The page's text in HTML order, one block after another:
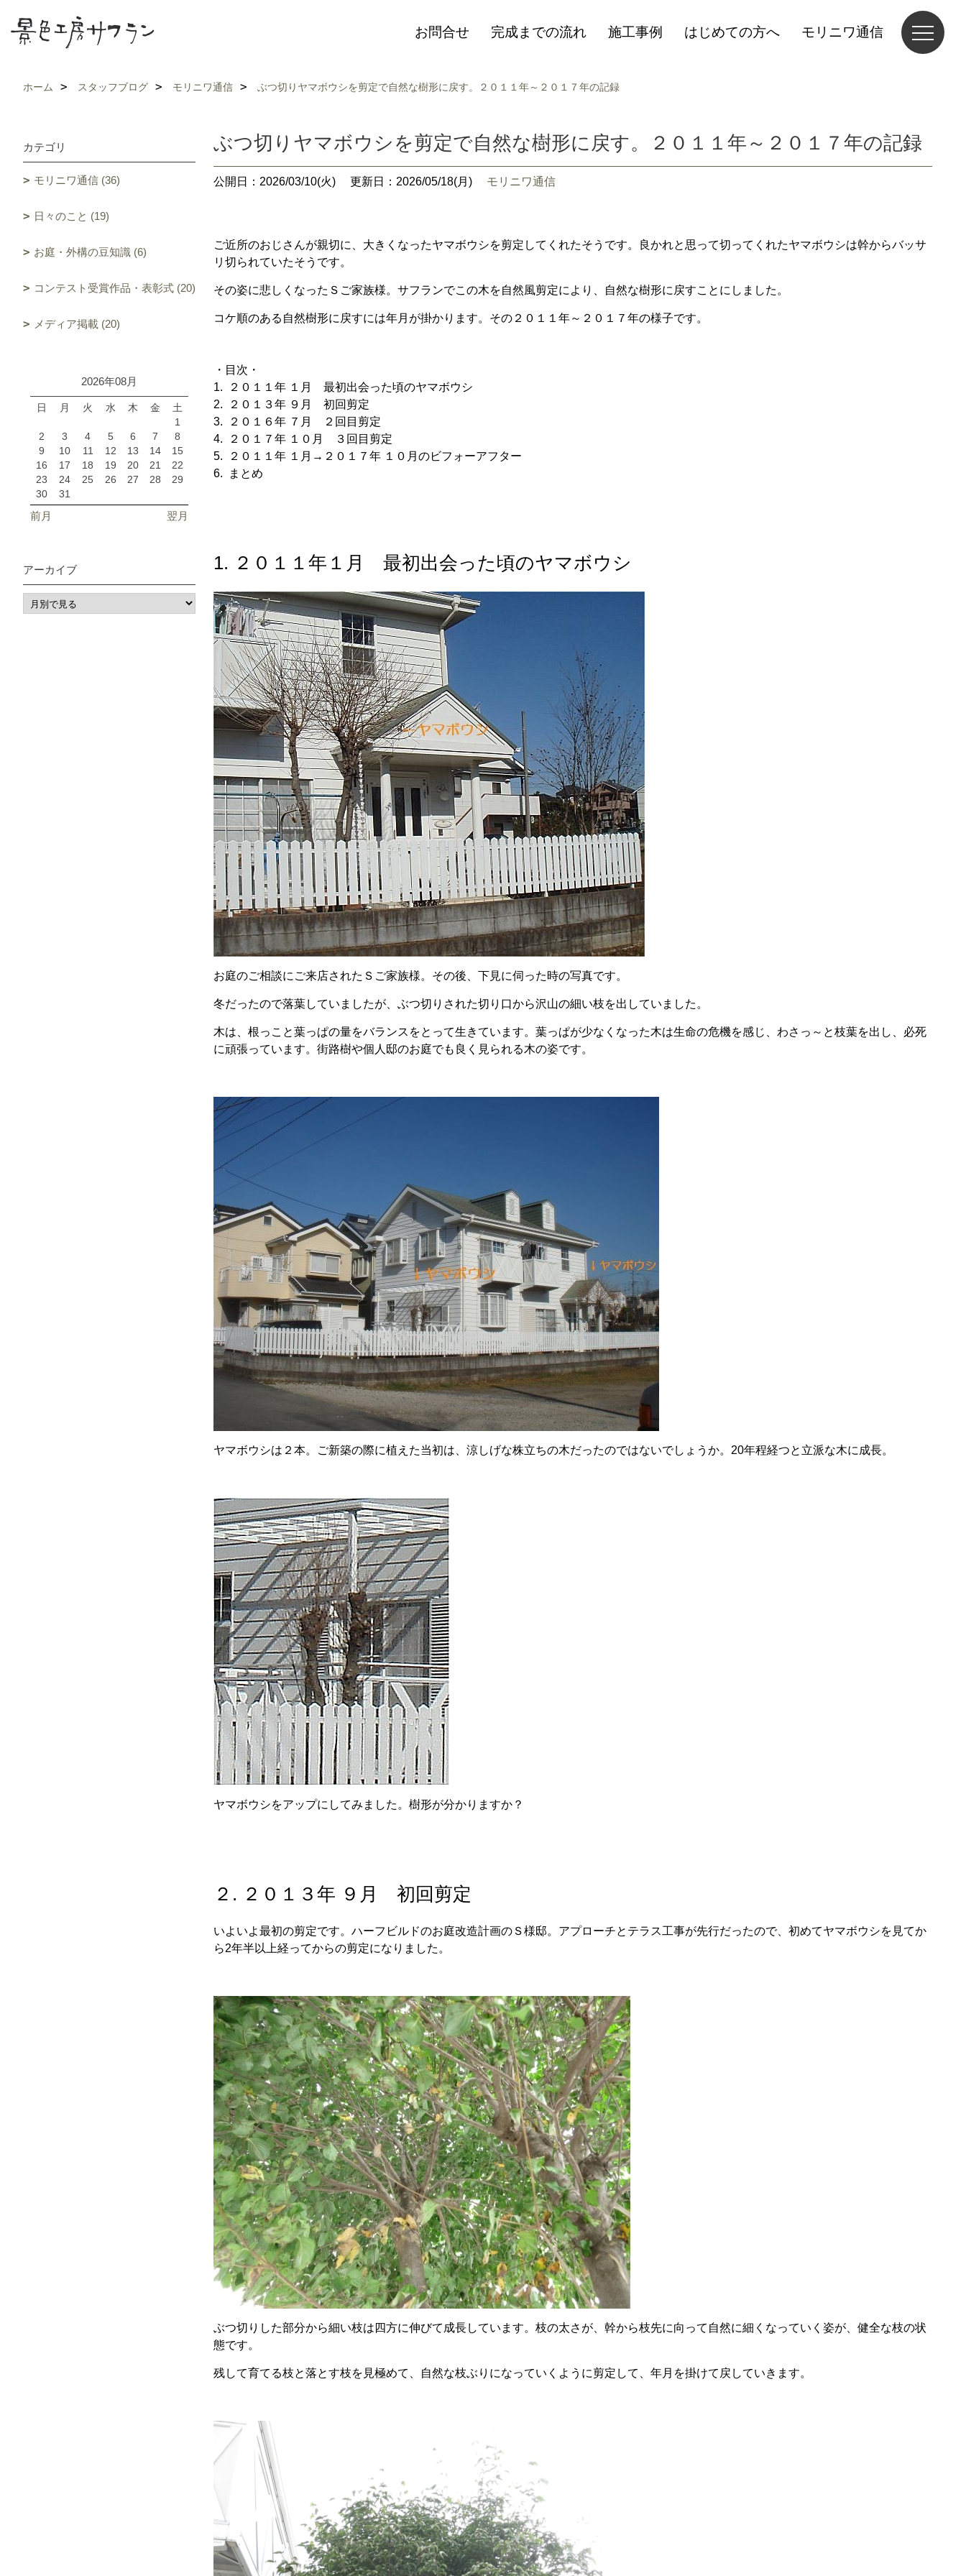
お問合せ 完成までの流れ 施工事例 はじめての方へ モリニワ通信
ホーム スタッフブログ モリニワ通信 ぶつ切りヤマボウシを剪定で自然な樹形に戻す。２０１１年～２０１７年の記録
ぶつ切りヤマボウシを剪定で自然な樹形に戻す。２０１１年～２０１７年の記録
公開日：2026/03/10(火) 更新日：2026/05/18(月) モリニワ通信
ご近所のおじさんが親切に、大きくなったヤマボウシを剪定してくれたそうです。良かれと思って切ってくれたヤマボウシは幹からバッサ
リ切られていたそうです。
その姿に悲しくなったＳご家族様。サフランでこの木を自然風剪定により、自然な樹形に戻すことにしました。
コケ順のある自然樹形に戻すには年月が掛かります。その２０１１年～２０１７年の様子です。
・目次・
1. ２０１１年 １月 最初出会った頃のヤマボウシ
2. ２０１３年 ９月 初回剪定
3.
２０１６年 ７月 ２回目剪定
4. ２０１７年 １０月 ３回目剪定
5. ２０１１年 １月→２０１７年 １０月のビフォーアフター
6. まとめ
1. ２０１１年１月 最初出会った頃のヤマボウシ
お庭のご相談にご来店されたＳご家族様。その後、下見に伺った時の写真です。
冬だったので落葉していましたが、ぶつ切りされた切り口から沢山の細い枝を出していました。
木は、根っこと葉っぱの量をバランスをとって生きています。葉っぱが少なくなった木は生命の危機を感じ、わさっ～と枝葉を出し、必死
に頑張っています。街路樹や個人邸のお庭でも良く見られる木の姿です。
ヤマボウシは２本。ご新築の際に植えた当初は、涼しげな株立ちの木だったのではないでしょうか。20年程経つと立派な木に成長。
ヤマボウシをアップにしてみました。樹形が分かりますか？
２. ２０１３年 ９月 初回剪定
いよいよ最初の剪定です。ハーフビルドのお庭改造計画のＳ様邸。アプローチとテラス工事が先行だったので、初めてヤマボウシを見てか
ら2年半以上経ってからの剪定になりました。
ぶつ切りした部分から細い枝は四方に伸びて成長しています。枝の太さが、幹から枝先に向って自然に細くなっていく姿が、健全な枝の状
態です。
残して育てる枝と落とす枝を見極めて、自然な枝ぶりになっていくように剪定して、年月を掛けて戻していきます。
カテゴリ
モリニワ通信 (36)
日々のこと (19)
お庭・外構の豆知識 (6)
コンテスト受賞作品・表彰式 (20)
メディア掲載 (20)
2026年08月
日 月 火 水 木 金
土
1
2
3 4 5 6 7
8
9
10 11 12 13 14
15
16
17 18 19 20 21
22
23
24 25 26 27 28
29
30
31
前月 翌月
アーカイブ